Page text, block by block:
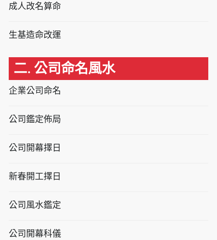
成人改名算命
生基造命改運
二. 公司命名風水
企業公司命名
公司鑑定佈局
公司開幕擇日
新春開工擇日
公司風水鑑定
公司開幕科儀